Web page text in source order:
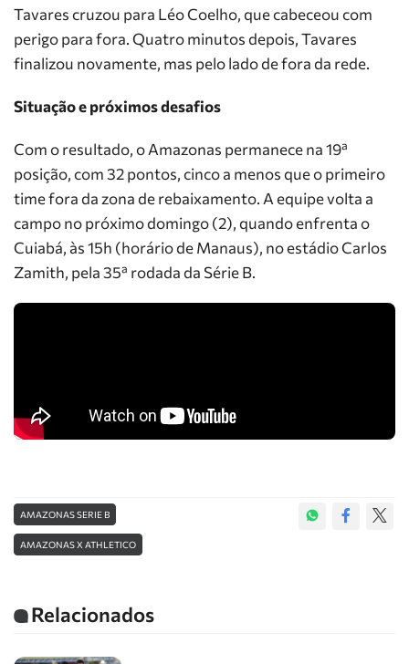
Tavares cruzou para Léo Coelho, que cabeceou com
perigo para fora. Quatro minutos depois, Tavares
finalizou novamente, mas pelo lado de fora da rede.
Situação e próximos desafios
Com o resultado, o Amazonas permanece na 19ª
posição, com 32 pontos, cinco a menos que o primeiro
time fora da zona de rebaixamento. A equipe volta a
campo no próximo domingo (2), quando enfrenta o
Cuiabá, às 15h (horário de Manaus), no estádio Carlos
Zamith, pela 35ª rodada da Série B.
AMAZONAS SERIE B
AMAZONAS X ATHLETICO
Relacionados